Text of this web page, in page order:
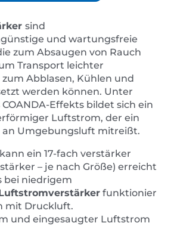
sind
und wartungsfreie
zum Absaugen von Rauch
Transport leichter
Abblasen, Kühlen und
werden können. Unter
Effekts bildet sich ein
Luftstrom, der ein
an Umgebungsluft mitreißt.
ein 17-fach verstärker
– je nach Größe) erreicht
bei niedrigem
funktionier
mit Druckluft.
und eingesaugter Luftstrom